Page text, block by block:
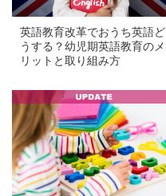
英語教育改革でおうち英語ど
うする？幼児期英語教育のメ
リットと取り組み方